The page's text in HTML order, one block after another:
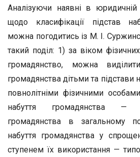
Аналізуючи наявні в юридичній
щодо класифікації підстав
можна погодитись із М. І.
такий поділ: 1) за віком
громадянство, можна
громадянства дітьми та підстави
повнолітніми фізичними
набуття громадянства —
громадянства в загальному
набуття громадянства у
ступенем їх використання —